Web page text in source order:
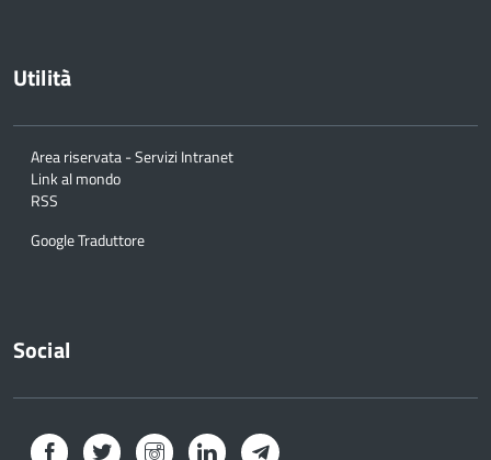
Utilità
Area riservata - Servizi Intranet
Link al mondo
RSS
Google Traduttore
Social
Facebook Twitter InstagramLinkedInTelegram